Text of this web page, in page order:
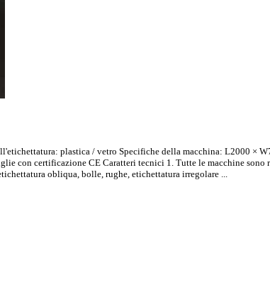
plastica / vetro Specifiche della macchina: L2000 ×
con certificazione CE Caratteri tecnici 1. Tutte le macchine sono
obliqua, bolle, rughe, etichettatura irregolare ...